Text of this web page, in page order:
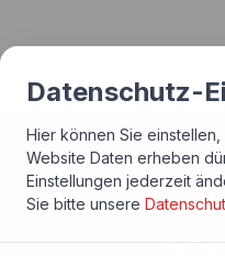
Und
Datenschutz-
Hier können Sie
Website Daten erheben
Einstellungen jederzeit
Sie bitte unsere